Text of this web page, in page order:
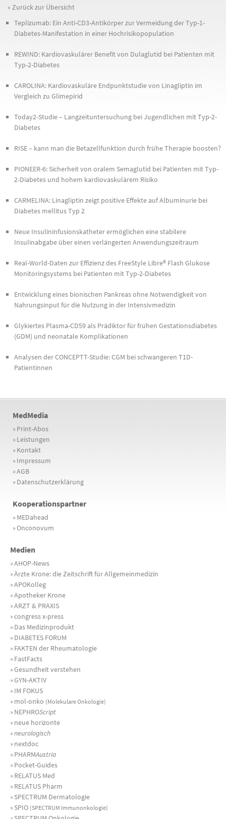
« Zurück zur Übersicht
Teplizumab: Ein Anti-CD3-Antikörper zur Vermeidung der Typ-1-
Diabetes-Manifestation in einer Hochrisikopopulation
REWIND: Kardiovaskulärer Benefit von Dulaglutid bei Patienten mit
Typ-2-Diabetes
CAROLINA: Kardiovaskuläre Endpunktstudie von Linagliptin im
Vergleich zu Glimepirid
Today2-Studie – Langzeituntersuchung bei Jugendlichen mit Typ-2-
Diabetes
RISE – kann man die Betazellfunktion durch frühe Therapie boosten?
PIONEER-6: Sicherheit von oralem Semaglutid bei Patienten mit Typ-
2-Diabetes und hohem kardiovaskulärem Risiko
CARMELINA: Linagliptin zeigt positive Effekte auf Albuminurie bei
Diabetes mellitus Typ 2
Neue Insulininfusionskatheter ermöglichen eine stabilere
Insulinabgabe über einen verlängerten Anwendungszeitraum
Real-World-Daten zur Effizienz des FreeStyle Libre® Flash Glukose
Monitoringsystems bei Patienten mit Typ-2-Diabetes
Entwicklung eines bionischen Pankreas ohne Notwendigkeit von
Nahrungsinput für die Nutzung in der Intensivmedizin
Glykiertes Plasma-CD59 als Prädiktor für frühen Gestationsdiabetes
(GDM) und neonatale Komplikationen
Analysen der CONCEPTT-Studie: CGM bei schwangeren T1D-
Patientinnen
MedMedia
»Print-Abos
»Leistungen
»Kontakt
»Impressum
»AGB
»Datenschutzerklärung
Kooperationspartner
»MEDahead
»Onconovum
Medien
»AHOP-News
»Ärzte Krone: die Zeitschrift für Allgemeinmedizin
»APOKolleg
»Apotheker Krone
»ARZT & PRAXIS
»congress x-press
»Das Medizinprodukt
»DIABETES FORUM
»FAKTEN der Rheumatologie
»FastFacts
»Gesundheit verstehen
»GYN-AKTIV
»IM FOKUS
»mol-onko (Molekulare Onkologie)
»NEPHROScript
»neue horizonte
»neurologisch
»nextdoc
»PHARMAustria
»Pocket-Guides
»RELATUS Med
»RELATUS Pharm
»SPECTRUM Dermatologie
»SPIO (SPECTRUM Immunonkologie)